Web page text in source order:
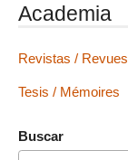
Academia
Revistas / Revues
Tesis / Mémoires
Buscar